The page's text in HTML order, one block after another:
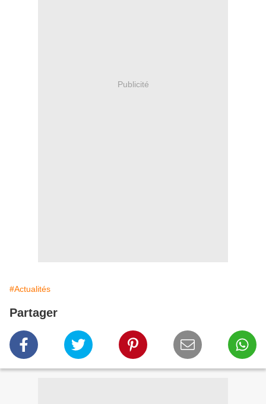
Publicité
#Actualités
Partager